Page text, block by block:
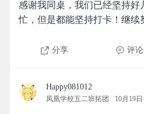
感谢我同桌，我们已经坚持好
忙，但是都能坚持打卡！继续
分享 评论
Happy081012
凤凰学校五二班拓团 10月19